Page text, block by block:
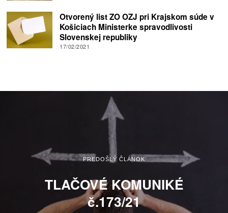
Otvorený list ZO OZJ pri Krajskom súde v
Košiciach Ministerke spravodlivosti
Slovenskej republiky
17/02/2021
PREDOŠLÝ ČLÁNOK
TLAČOVÉ KOMUNIKÉ
č.173/21